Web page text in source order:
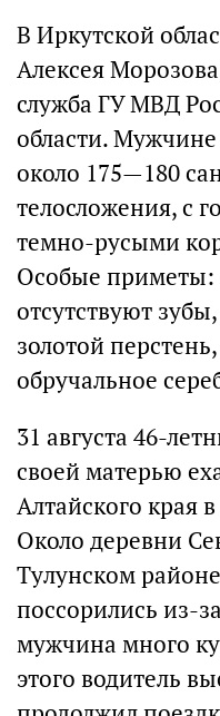
В Иркутской
Алексея
служба ГУ МВД
области.
около 175—180
телосложения, с
темно-русыми
Особые приметы:
отсутствуют
золотой
обручальное
31 августа 46-
своей матерью
Алтайского края
Около деревни
Тулунском
поссорились из-
мужчина много
этого водитель